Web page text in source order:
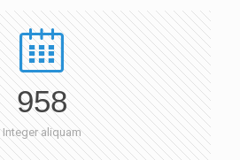
958
Integer aliquam